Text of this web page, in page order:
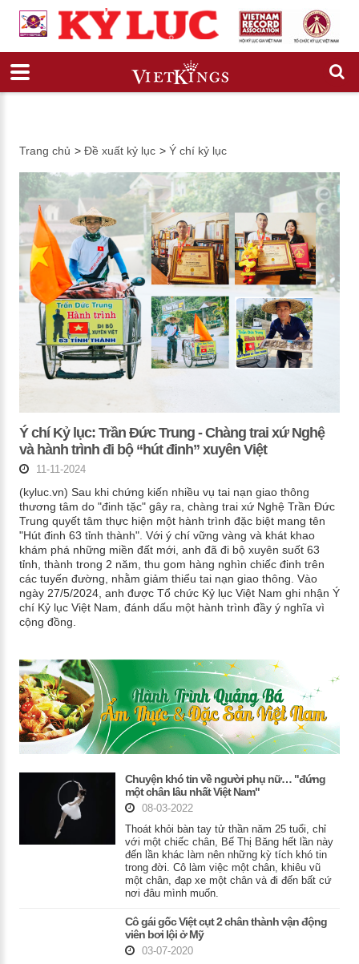
Trang chủ > Đề xuất kỷ lục > Ý chí kỷ lục
Ý chí Kỷ lục: Trần Đức Trung - Chàng trai xứ Nghệ
và hành trình đi bộ “hút đinh” xuyên Việt
11-11-2024
(kyluc.vn) Sau khi chứng kiến nhiều vụ tai nạn giao thông
thương tâm do "đinh tặc" gây ra, chàng trai xứ Nghệ Trần Đức
Trung quyết tâm thực hiện một hành trình đặc biệt mang tên
"Hút đinh 63 tỉnh thành". Với ý chí vững vàng và khát khao
khám phá những miền đất mới, anh đã đi bộ xuyên suốt 63
tỉnh, thành trong 2 năm, thu gom hàng nghìn chiếc đinh trên
các tuyến đường, nhằm giảm thiểu tai nạn giao thông. Vào
ngày 27/5/2024, anh được Tổ chức Kỷ lục Việt Nam ghi nhận Ý
chí Kỷ lục Việt Nam, đánh dấu một hành trình đầy ý nghĩa vì
cộng đồng.
Chuyện khó tin về người phụ nữ… "đứng
một chân lâu nhất Việt Nam"
08-03-2022
Thoát khỏi bàn tay tử thần năm 25 tuổi, chỉ
với một chiếc chân, Bế Thị Băng hết lần này
đến lần khác làm nên những kỳ tích khó tin
trong đời. Cô làm việc một chân, khiêu vũ
một chân, đạp xe một chân và đi đến bất cứ
nơi đâu mình muốn.
Cô gái gốc Việt cụt 2 chân thành vận động
viên bơi lội ở Mỹ
03-07-2020